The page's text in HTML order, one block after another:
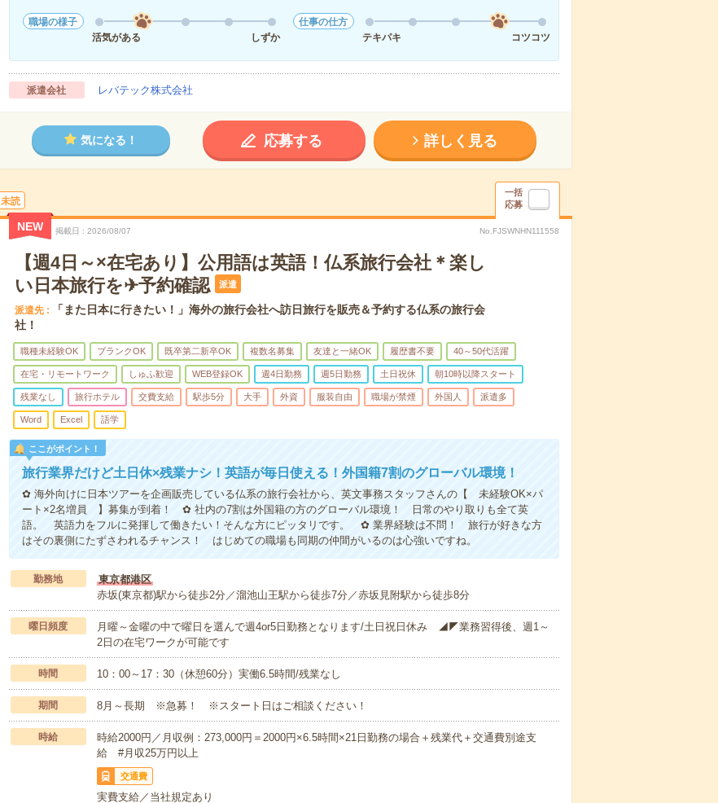
職場の様子
活気がある
しずか
仕事の仕方
テキパキ
コツコツ
派遣会社 レバテック株式会社
気になる！ 応募する 詳しく見る
未読
一括
応募
NEW 掲載日 2026/08/07 No.FJSWNHN111558
【週4日～×在宅あり】公用語は英語！仏系旅行会社＊楽し
い日本旅行を✈予約確認
派遣
派遣先
「また日本に行きたい！」海外の旅行会社へ訪日旅行を販売＆予約する仏系の旅行会
社！
職種未経験OK ブランクOK 既卒第二新卒OK 複数名募集 友達と一緒OK 履歴書不要 40～50代活躍
在宅・リモートワーク しゅふ歓迎 WEB登録OK 週4日勤務 週5日勤務 土日祝休 朝10時以降スタート
残業なし 旅行ホテル 交費支給 駅歩5分 大手 外資 服装自由 職場が禁煙 外国人 派遣多
Word Excel 語学
ここがポイント！
旅行業界だけど土日休×残業ナシ！英語が毎日使える！外国籍7割のグローバル環境！
✿ 海外向けに日本ツアーを企画販売している仏系の旅行会社から、英文事務スタッフさんの【 未経験OK×パ
ート×2名増員 】募集が到着！ ✿ 社内の7割は外国籍の方のグローバル環境！ 日常のやり取りも全て英
語。 英語力をフルに発揮して働きたい！そんな方にピッタリです。 ✿ 業界経験は不問！ 旅行が好きな方
はその裏側にたずさわれるチャンス！ はじめての職場も同期の仲間がいるのは心強いですね。
勤務地
東京都港区
赤坂(東京都)駅から徒歩2分／溜池山王駅から徒歩7分／赤坂見附駅から徒歩8分
曜日頻度
月曜～金曜の中で曜日を選んで週4or5日勤務となります/土日祝日休み ◢◤業務習得後、週1～
2日の在宅ワークが可能です
時間 10：00～17：30（休憩60分）実働6.5時間/残業なし
期間 8月～長期 ※急募！ ※スタート日はご相談ください！
時給
時給2000円／月収例：273,000円＝2000円×6.5時間×21日勤務の場合＋残業代＋交通費別途支
給 #月収25万円以上
交通費
実費支給／当社規定あり